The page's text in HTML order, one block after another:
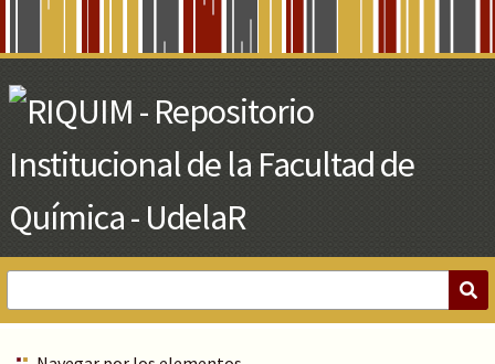
Main
Content